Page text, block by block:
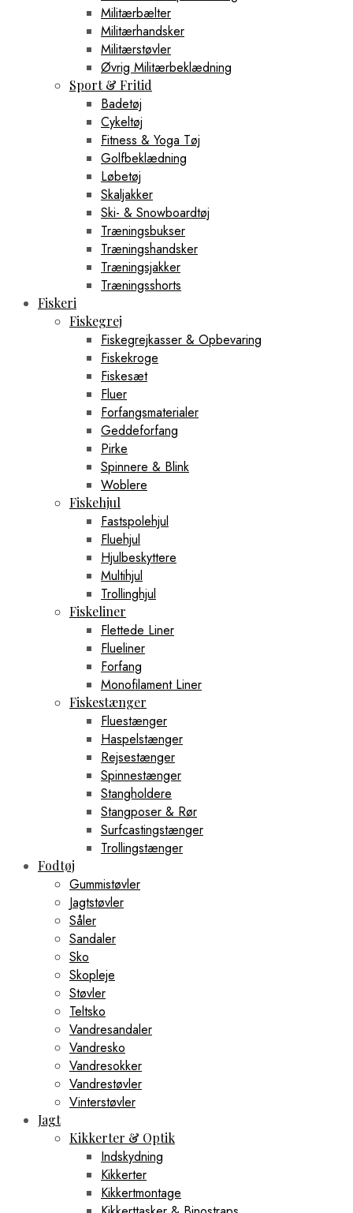
Militærbælter
Militærhandsker
Militærstøvler
Øvrig Militærbeklædning
Sport & Fritid
Badetøj
Cykeltøj
Fitness & Yoga Tøj
Golfbeklædning
Løbetøj
Skaljakker
Ski- & Snowboardtøj
Træningsbukser
Træningshandsker
Træningsjakker
Træningsshorts
Fiskeri
Fiskegrej
Fiskegrejkasser & Opbevaring
Fiskekroge
Fiskesæt
Fluer
Forfangsmaterialer
Geddeforfang
Pirke
Spinnere & Blink
Woblere
Fiskehjul
Fastspolehjul
Fluehjul
Hjulbeskyttere
Multihjul
Trollinghjul
Fiskeliner
Flettede Liner
Flueliner
Forfang
Monofilament Liner
Fiskestænger
Fluestænger
Haspelstænger
Rejsestænger
Spinnestænger
Stangholdere
Stangposer & Rør
Surfcastingstænger
Trollingstænger
Fodtøj
Gummistøvler
Jagtstøvler
Såler
Sandaler
Sko
Skopleje
Støvler
Teltsko
Vandresandaler
Vandresko
Vandresokker
Vandrestøvler
Vinterstøvler
Jagt
Kikkerter & Optik
Indskydning
Kikkerter
Kikkertmontage